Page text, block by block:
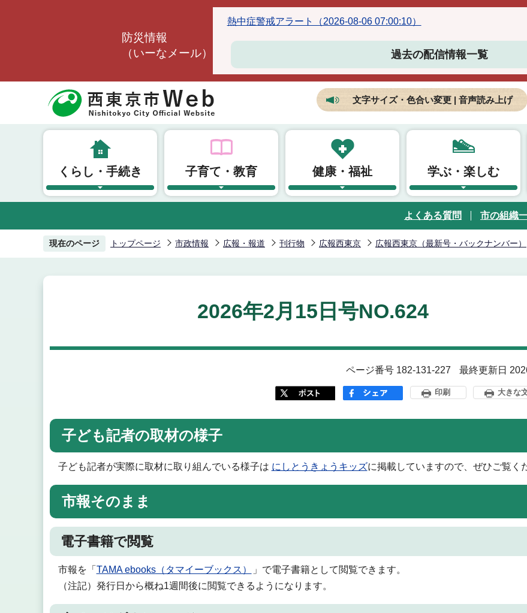
防災情報
（いーなメール）
熱中症警戒アラート（2026-08-06 07:00:10）
過去の配信情報一覧
文字サイズ・色合い変更 | 音声読み上げ
くらし・手続き 子育て・教育 健康・福祉 学ぶ・楽しむ
よくある質問 市の組織
現在のページ トップページ 市政情報 広報・報道 刊行物 広報西東京 広報西東京（最新号・バックナンバー）
2026年2月15日号NO.624
ページ番号 182-131-227 最終更新日
印刷 大きな
子ども記者の取材の様子
子ども記者が実際に取材に取り組んでいる様子は にしとうきょうキッズに掲載していますので、ぜひご覧く
市報そのまま
電子書籍で閲覧
市報を「 TAMA ebooks（タマイーブックス）
」で電子書籍として閲覧できます。
（注記）発行日から概ね1週間後に閲覧できるようになります。